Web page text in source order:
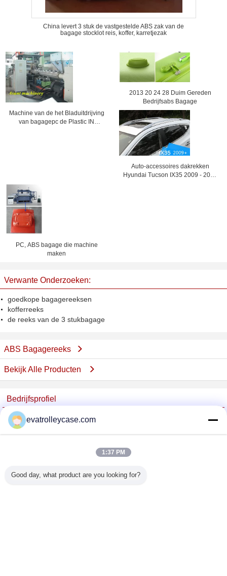
China levert 3 stuk de vastgestelde ABS zak van de
bagage stocklot reis, koffer, karretjezak
Machine van de het Bladuitdrijving
van bagagepc de Plastic IN
2013 20 24 28 Duim Gereden
Bedrijfsabs Bagage
Auto-accessoires dakrekken
Hyundai Tucson IX35 2009 - 2013
PC, ABS bagage die machine
maken
Verwante Onderzoeken:
goedkope bagagereeksen
kofferreeks
de reeks van de 3 stukbagage
ABS Bagagereeks
Bekijk Alle Producten
Bedrijfsprofiel
China Trolley Case Online Marketplace
Verified Leveranciers
Verified Suplier
evatrolleycase.com
1:37 PM
Good day, what product are you looking for?